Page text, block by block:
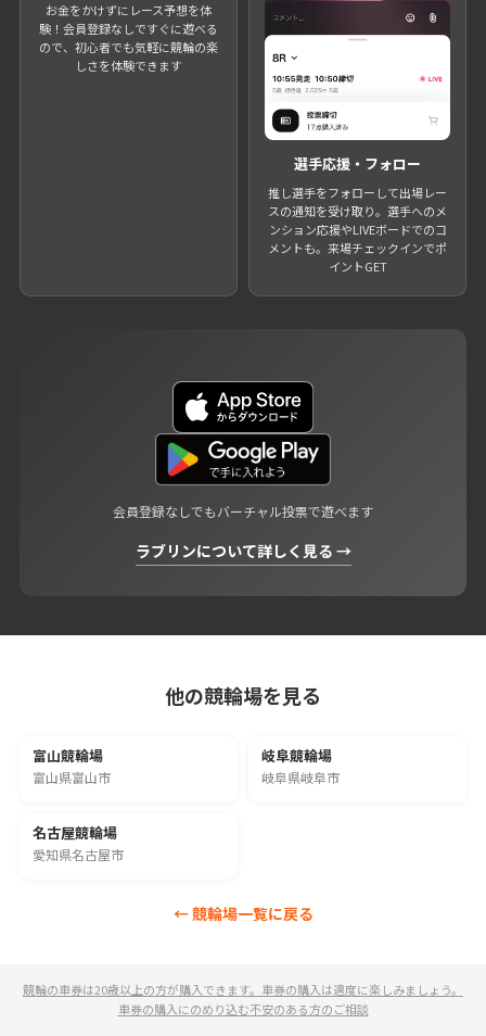
お金をかけずにレース予想を体
験！会員登録なしですぐに遊べる
ので、初心者でも気軽に競輪の楽
しさを体験できます
選手応援・フォロー
推し選手をフォローして出場レー
スの通知を受け取り。選手へのメ
ンション応援やLIVEボードでのコ
メントも。来場チェックインでポ
イントGET
会員登録なしでもバーチャル投票で遊べます
ラブリンについて詳しく見る →
他の競輪場を見る
富山競輪場
富山県富山市
岐阜競輪場
岐阜県岐阜市
名古屋競輪場
愛知県名古屋市
← 競輪場一覧に戻る
競輪の車券は20歳以上の方が購入できます。車券の購入は適度に楽しみましょう。
車券の購入にのめり込む不安のある方のご相談